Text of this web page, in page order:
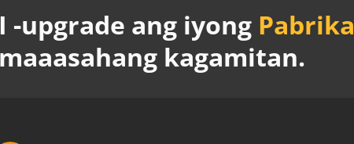
I -upgrade ang iyong Pabrika
maaasahang kagamitan.